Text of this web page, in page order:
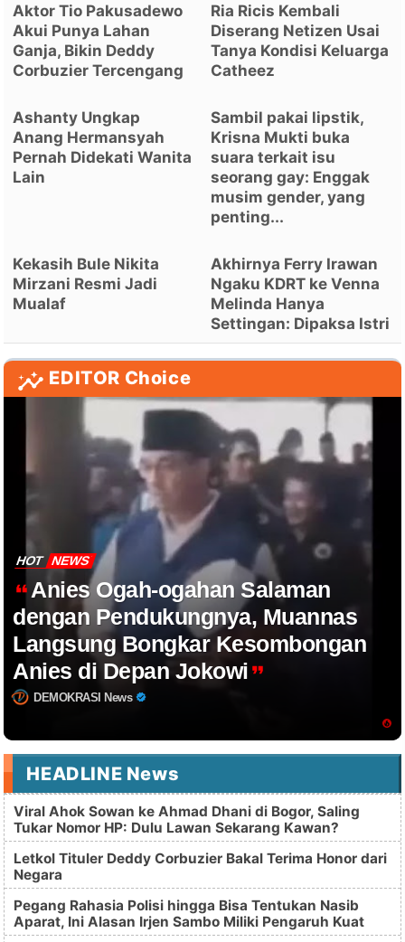
Aktor Tio Pakusadewo
Akui Punya Lahan
Ganja, Bikin Deddy
Corbuzier Tercengang
Ria Ricis Kembali
Diserang Netizen Usai
Tanya Kondisi Keluarga
Catheez
Ashanty Ungkap
Anang Hermansyah
Pernah Didekati Wanita
Lain
Sambil pakai lipstik,
Krisna Mukti buka
suara terkait isu
seorang gay: Enggak
musim gender, yang
penting...
Kekasih Bule Nikita
Mirzani Resmi Jadi
Mualaf
Akhirnya Ferry Irawan
Ngaku KDRT ke Venna
Melinda Hanya
Settingan: Dipaksa Istri
EDITOR Choice
HOT NEWS
Anies Ogah-ogahan Salaman
dengan Pendukungnya, Muannas
Langsung Bongkar Kesombongan
Anies di Depan Jokowi
DEMOKRASI News
HEADLINE News
Viral Ahok Sowan ke Ahmad Dhani di Bogor, Saling
Tukar Nomor HP: Dulu Lawan Sekarang Kawan?
Letkol Tituler Deddy Corbuzier Bakal Terima Honor dari
Negara
Pegang Rahasia Polisi hingga Bisa Tentukan Nasib
Aparat, Ini Alasan Irjen Sambo Miliki Pengaruh Kuat